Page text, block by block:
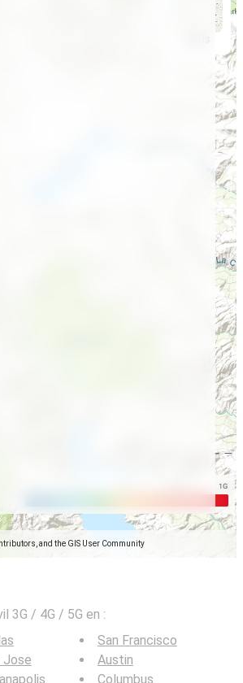
and the GIS User Community
3G / 4G / 5G en :
Jose
San Francisco
Austin
Columbus